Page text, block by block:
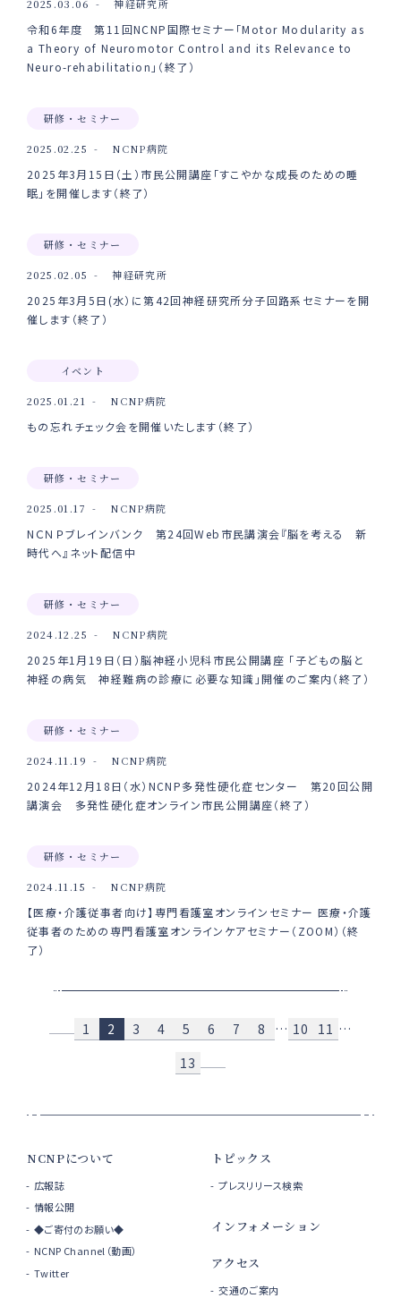
2025.03.06 神経研究所
令和6年度 第11回NCNP国際セミナー「Motor Modularity as
a Theory of Neuromotor Control and its Relevance to
Neuro-rehabilitation」（終了）
研修・セミナー
2025.02.25 NCNP病院
2025年3月15日（土）市民公開講座「すこやかな成長のための睡
眠」を開催します（終了）
研修・セミナー
2025.02.05 神経研究所
2025年3月5日(水）に第42回神経研究所分子回路系セミナーを開
催します（終了）
イベント
2025.01.21 NCNP病院
もの忘れチェック会を開催いたします（終了）
研修・セミナー
2025.01.17 NCNP病院
NＣＮＰブレインバンク 第24回Web市民講演会『脳を考える 新
時代へ』ネット配信中
研修・セミナー
2024.12.25 NCNP病院
2025年1月19日（日）脳神経小児科市民公開講座 「子どもの脳と
神経の病気 神経難病の診療に必要な知識」開催のご案内（終了）
研修・セミナー
2024.11.19 NCNP病院
2024年12月18日（水）NCNP多発性硬化症センター 第20回公開
講演会 多発性硬化症オンライン市民公開講座（終了）
研修・セミナー
2024.11.15 NCNP病院
【医療・介護従事者向け】専門看護室オンラインセミナー 医療・介護
従事者のための専門看護室オンラインケアセミナー（ZOOM）（終
了）
1 2 3 4 5 6 7 8 … 10 11 …
13
NCNPについて
広報誌
情報公開
◆ご寄付のお願い◆
NCNP Channel（動画）
Twitter
トピックス
プレスリリース検索
インフォメーション
アクセス
交通のご案内